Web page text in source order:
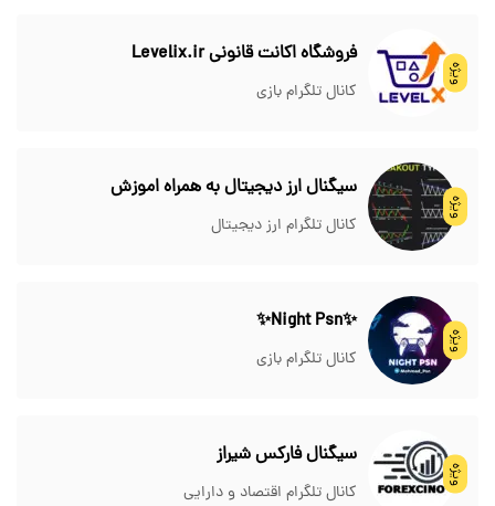
ویژه
فروشگاه اکانت قانونی Levelix.ir
کانال تلگرام بازی
ویژه
سیگنال ارز دیجیتال به همراه اموزش
کانال تلگرام ارز دیجیتال
ویژه
✨Night Psn✨
کانال تلگرام بازی
ویژه
سیگنال فارکس شیراز
کانال تلگرام اقتصاد و دارایی